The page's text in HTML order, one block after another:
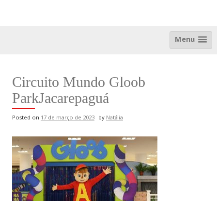
Menu
Circuito Mundo Gloob
ParkJacarepaguá
Posted on 17 de março de 2023 byNatália